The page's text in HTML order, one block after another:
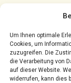
Um Ihnen optimale
Cookies, um
zuzugreifen. Die
die Verarbeitung von
auf dieser Website.
widerrufen, kann dies
Ghostwriter für